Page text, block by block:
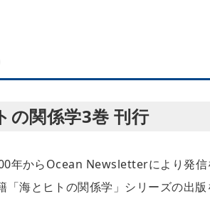
の関係学3巻 刊行
年からOcean Newsletterにより発信
海とヒトの関係学」シリーズの出